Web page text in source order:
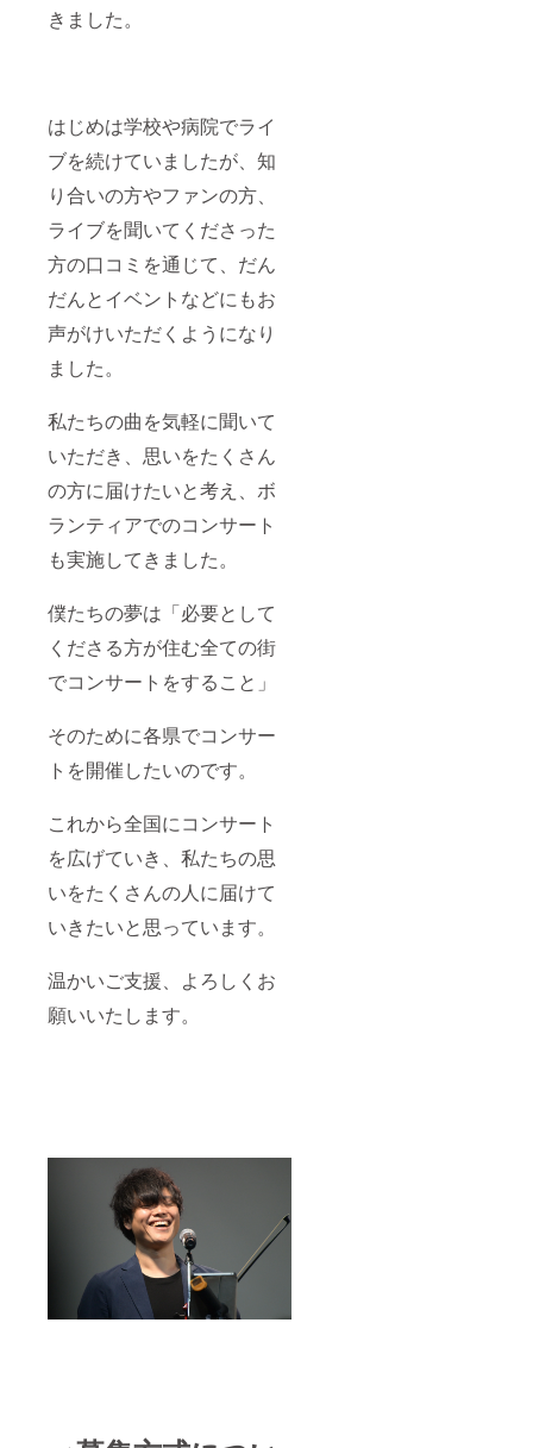
きました。
はじめは学校や病院でライ
ブを続けていましたが、知
り合いの方やファンの方、
ライブを聞いてくださった
方の口コミを通じて、だん
だんとイベントなどにもお
声がけいただくようになり
ました。
私たちの曲を気軽に聞いて
いただき、思いをたくさん
の方に届けたいと考え、ボ
ランティアでのコンサート
も実施してきました。
僕たちの夢は「必要として
くださる方が住む全ての街
でコンサートをすること」
そのために各県でコンサー
トを開催したいのです。
これから全国にコンサート
を広げていき、私たちの思
いをたくさんの人に届けて
いきたいと思っています。
温かいご支援、よろしくお
願いいたします。